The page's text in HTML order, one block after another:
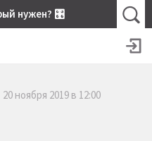
нужен? 🎛
20 ноября 2019 в 12:00